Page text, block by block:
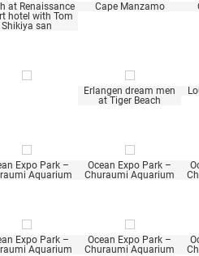
at Renaissance
hotel with Tom
Shikiya san
Cape Manzamo
Erlangen dream men
at Tiger Beach
Expo Park –
Aquarium
Ocean Expo Park –
Churaumi Aquarium
Expo Park –
Aquarium
Ocean Expo Park –
Churaumi Aquarium